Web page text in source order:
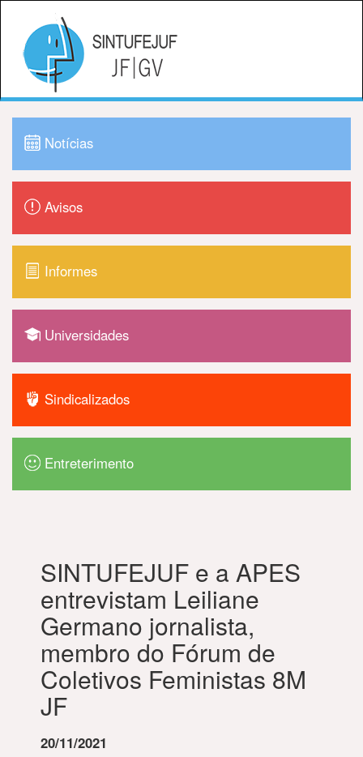
Notícias
Avisos
Informes
Universidades
Sindicalizados
Entreterimento
SINTUFEJUF e a APES
entrevistam Leiliane
Germano jornalista,
membro do Fórum de
Coletivos Feministas 8M
JF
20/11/2021